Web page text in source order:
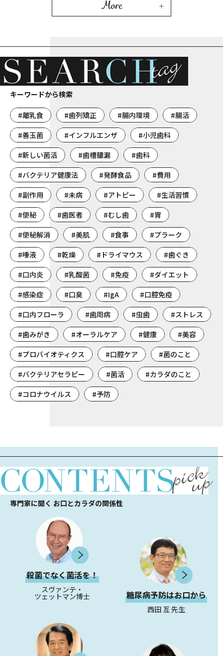
More
キーワードから検索
#離乳食 #歯列矯正 #腸内環境
#腸活
#善玉菌
#インフルエンザ
#小児歯科
#新しい菌活
#歯槽膿漏
#歯科
#バクテリア健康法
#発酵食品
#費用
#副作用
#未病 #アトピー
#生活習慣
#便秘
#歯医者 #むし歯
#胃
#便秘解消
#美肌 #食事
#プラーク
#唾液
#乾燥 #ドライマウス
#歯ぐき
#口内炎
#乳酸菌 #免疫
#ダイエット
#感染症
#口臭 #IgA
#口腔免疫
#口内フローラ
#歯周病 #虫歯
#ストレス
#歯みがき
#オーラルケア #健康
#美容
#プロバイオティクス
#口腔ケア
#菌のこと
#バクテリアセラピー
#菌活
#カラダのこと
#コロナウイルス
#予防
専門家に聞く お口とカラダの関係性
殺菌でなく菌活を！
スヴァンテ・
ツェットマン博士 糖尿病予防はお口から
西田 亙 先生